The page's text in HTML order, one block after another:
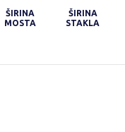
ŠIRINA
MOSTA
ŠIRINA
STAKLA